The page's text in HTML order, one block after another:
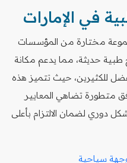
في الإمارات
مختارة من المؤسسات
طبية حديثة، مما يدعم مكانة
للكثيرين، حيث تتميز هذه
متطورة تضاهي المعايير
دوري لضمان الالتزام بأعلى